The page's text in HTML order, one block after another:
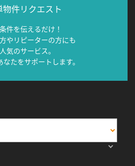
物件リクエスト
件を伝えるだけ！
やリピーターの方にも
気のサービス。
たをサポートします。